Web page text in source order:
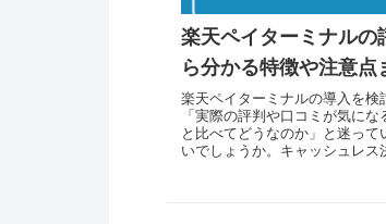
楽天ペイターミナルの
ら分かる特徴や注意点
楽天ペイターミナルの導入を検
「実際の評判や口コミが気に
と比べてどうなのか」と迷って
いでしょうか。キャッシュレス
無なども気になるポイントで
ナルは、キャンペーンを活用す